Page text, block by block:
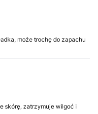
może trochę do zapachu
skórę, zatrzymuje wilgoć i